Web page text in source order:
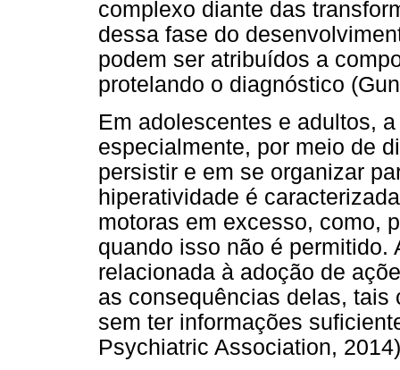
complexo diante das
dessa fase do
podem ser atribuídos a
protelando o diagnóstico
Em adolescentes e adultos,
especialmente, por meio de
persistir e em se organizar
hiperatividade é
motoras em excesso, como,
quando isso não é
relacionada à adoção de
as consequências delas, tais
sem ter informações
Psychiatric Association,